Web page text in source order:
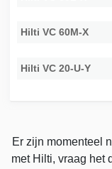
Hilti VC 60M-X
Hilti VC 20-U-Y
Er zijn momenteel
met Hilti, vraag het